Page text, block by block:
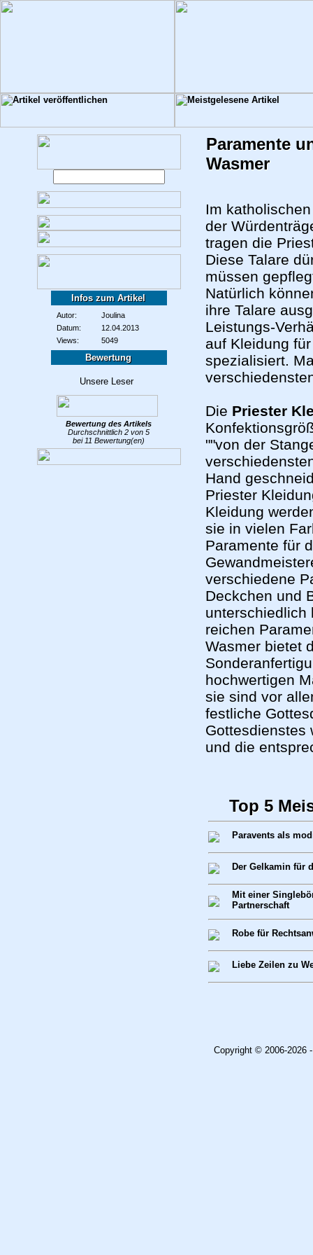
Infos zum Artikel
Autor:
Joulina
Datum:
12.04.2013
Views:
5049
Bewertung
Bewertung des Artikels
Durchschnittlich 2 von 5
bei 11 Bewertung(en)
Paramente
Wasmer
Im
der
tragen die
Diese Talare
müssen
Natürlich
ihre Talare
Leistungs-
auf Kleidung
spezialisiert.
Die Priester
""von der
Hand
Priester
Kleidung
sie in vielen
Paramente für
verschiedene
Deckchen und
unterschiedlich
reichen
Wasmer bietet
hochwertigen
sie sind vor
festliche
Gottesdienstes
und die
Top 5
Paravents als
Der Gelkamin für
Mit einer
Partnerschaft
Robe für
Liebe Zeilen zu
Copyright © 2006-